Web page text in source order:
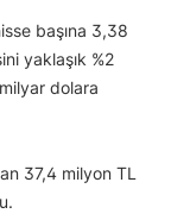
başına 3,38
yaklaşık %2
dolara
37,4 milyon TL